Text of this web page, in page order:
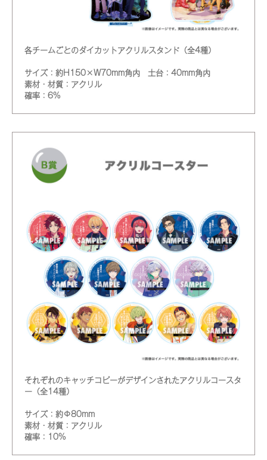
各チームごとのダイカットアクリルスタンド（全4種）
サイズ：約H150×W70mm角内 土台：40mm角内
素材・材質：アクリル
確率：6%
それぞれのキャッチコピーがデザインされたアクリルコースタ
ー（全14種）
サイズ：約Φ80mm
素材・材質：アクリル
確率：10%